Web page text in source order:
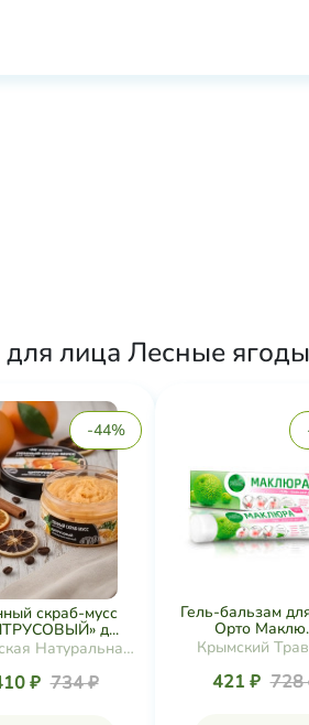
лица Лесные
-44%
скраб-мусс
д...
Натуральная
₽ 734 ₽
Гель-бальзам
Орто
Крымский
421 ₽ 728